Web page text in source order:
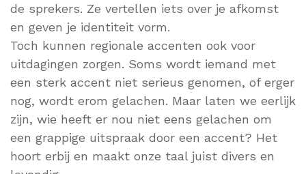
de sprekers. Ze vertellen iets over je afkomst
en geven je identiteit vorm.
Toch kunnen regionale accenten ook voor
uitdagingen zorgen. Soms wordt iemand met
een sterk accent niet serieus genomen, of erger
nog, wordt erom gelachen. Maar laten we eerlijk
zijn, wie heeft er nou niet eens gelachen om
een grappige uitspraak door een accent? Het
hoort erbij en maakt onze taal juist divers en